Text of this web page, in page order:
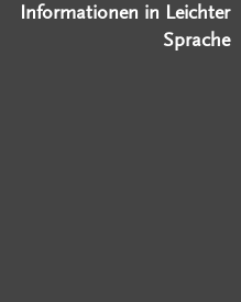
Informationen in Leichter
Sprache